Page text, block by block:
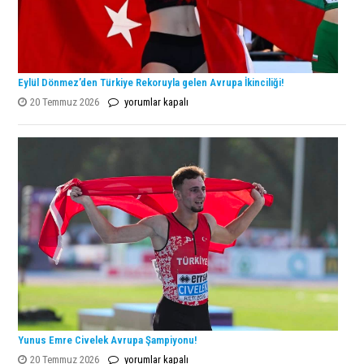
Eylül Dönmez’den Türkiye Rekoruyla gelen Avrupa İkinciliği!
20 Temmuz 2026
Eylül
Türkiye
gelen
Avrupa
İkinciliği!
yorumlar kapalı
Yunus Emre Civelek Avrupa Şampiyonu!
20 Temmuz 2026
Yunus
yorumlar kapalı